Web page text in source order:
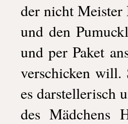
der nicht
und den
und per Paket
verschicken will.
es darstellerisch
des Mädchens